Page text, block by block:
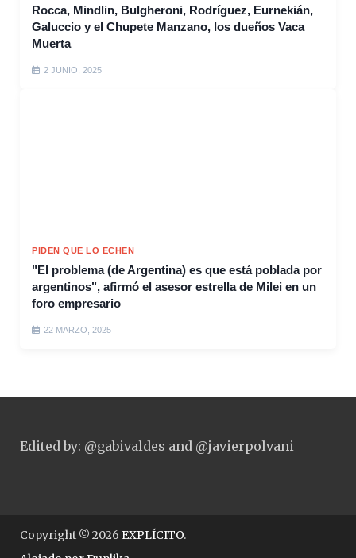
Rocca, Mindlin, Bulgheroni, Rodríguez, Eurnekián,
Galuccio y el Chupete Manzano, los dueños Vaca
Muerta
2 JUNIO, 2025
PIDEN QUE LO ECHEN
"El problema (de Argentina) es que está poblada por
argentinos", afirmó el asesor estrella de Milei en un
foro empresario
22 MARZO, 2025
Edited by: @gabivaldes and @javierpolvani
Copyright © 2026 EXPLÍCITO.